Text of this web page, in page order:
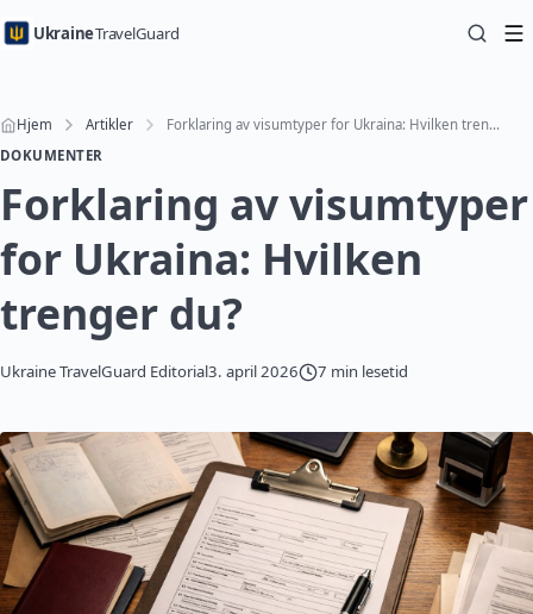
UkraineTravelGuard
Hjem Artikler
Forklaring av visumtyper for Ukraina: Hvilken trenger du?
DOKUMENTER
Forklaring av visumtyper
for Ukraina: Hvilken
trenger du?
Ukraine TravelGuard Editorial3. april 2026 7 min lesetid